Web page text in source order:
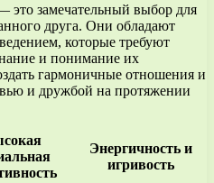
замечательный выбор для
друга. Они обладают
которые требуют
и понимание их
гармоничные отношения и
и дружбой на протяжении
Энергичность и
игривость